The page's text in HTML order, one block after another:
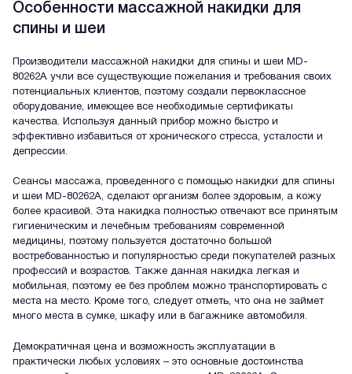
Особенности массажной накидки для
спины и шеи
Производители массажной накидки для спины и шеи MD-
80262A учли все существующие пожелания и требования своих
потенциальных клиентов, поэтому создали первоклассное
оборудование, имеющее все необходимые сертификаты
качества. Используя данный прибор можно быстро и
эффективно избавиться от хронического стресса, усталости и
депрессии.
Сеансы массажа, проведенного с помощью накидки для спины
и шеи MD-80262A, сделают организм более здоровым, а кожу
более красивой. Эта накидка полностью отвечают все принятым
гигиеническим и лечебным требованиям современной
медицины, поэтому пользуется достаточно большой
востребованностью и популярностью среди покупателей разных
профессий и возрастов. Также данная накидка легкая и
мобильная, поэтому ее без проблем можно транспортировать с
места на место. Кроме того, следует отметь, что она не займет
много места в сумке, шкафу или в багажнике автомобиля.
Демократичная цена и возможность эксплуатации в
практически любых условиях – это основные достоинства